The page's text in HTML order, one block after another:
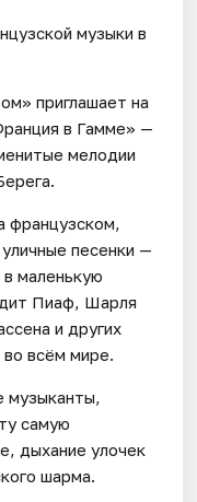
музыки в
приглашает на
в Гамме» —
мелодии
французском,
песенки —
маленькую
Пиаф, Шарля
и других
во всём мире.
музыканты,
самую
дыхание улочек
шарма.